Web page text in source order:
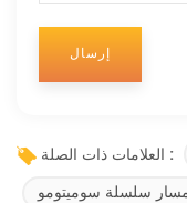
العلامات ذات الصلة :
سلسلة سوميتومو